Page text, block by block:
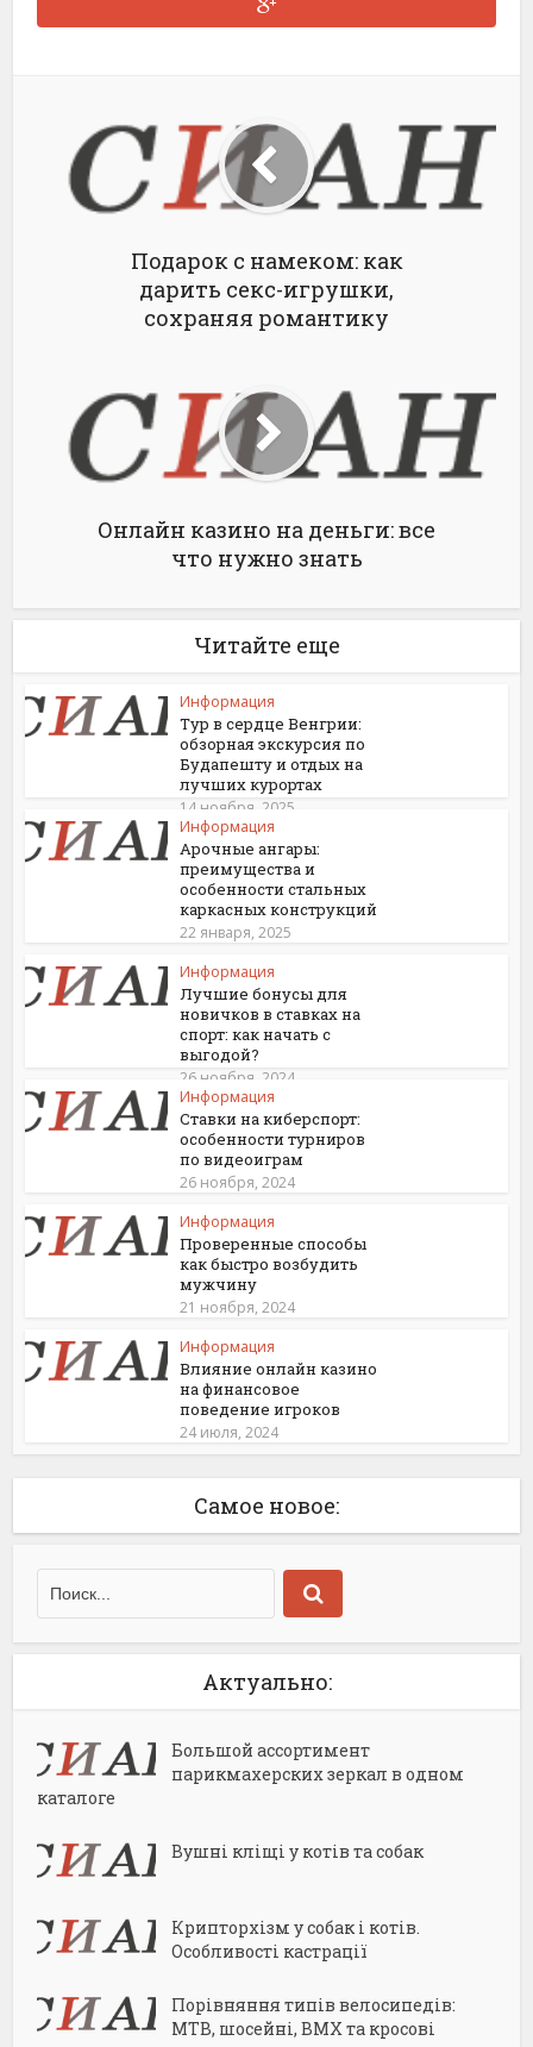
Подарок с намеком: как
дарить секс-игрушки,
сохраняя романтику
Онлайн казино на деньги: все
что нужно знать
Читайте еще
Информация
Тур в сердце Венгрии:
обзорная экскурсия по
Будапешту и отдых на
лучших курортах
14 ноября, 2025
Информация
Арочные ангары:
преимущества и
особенности стальных
каркасных конструкций
22 января, 2025
Информация
Лучшие бонусы для
новичков в ставках на
спорт: как начать с
выгодой?
26 ноября, 2024
Информация
Ставки на киберспорт:
особенности турниров
по видеоиграм
26 ноября, 2024
Информация
Проверенные способы
как быстро возбудить
мужчину
21 ноября, 2024
Информация
Влияние онлайн казино
на финансовое
поведение игроков
24 июля, 2024
Самое новое:
Актуально:
Большой ассортимент
парикмахерских зеркал в одном
каталоге
Вушні кліщі у котів та собак
Крипторхізм у собак і котів.
Особливості кастрації
Порівняння типів велосипедів:
MTB, шосейні, BMX та кросові